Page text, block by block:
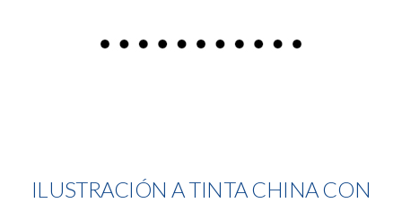
ILUSTRACIÓN A TINTA CHINA CON